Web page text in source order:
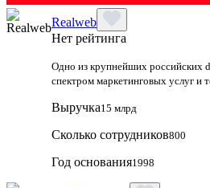
Realweb
Нет рейтинга
Одно из крупнейших российских
спектром маркетинговых услуг и
Выручка15 млрд
Сколько сотрудников800
Год основания1998